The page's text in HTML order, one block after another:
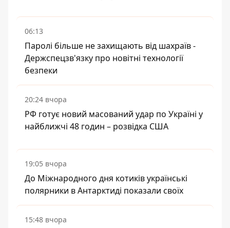
06:13
Паролі більше не захищають від шахраїв -
Держспецзв'язку про новітні технології
безпеки
20:24 вчора
РФ готує новий масований удар по Україні у
найближчі 48 годин – розвідка США
19:05 вчора
До Міжнародного дня котиків українські
полярники в Антарктиді показали своїх
15:48 вчора